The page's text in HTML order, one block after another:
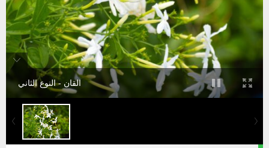
القان - النوع الثاني